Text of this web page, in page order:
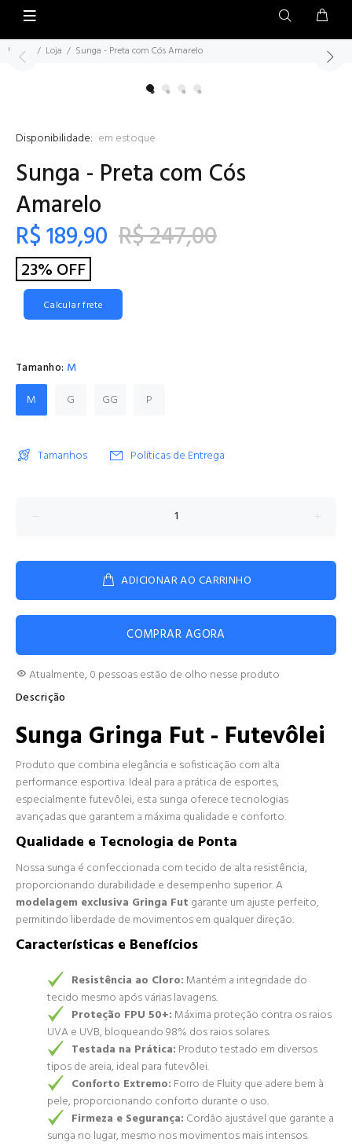
Home Loja Sunga - Preta com Cós Amarelo
Disponibilidade: em estoque
Sunga - Preta com Cós
Amarelo
R$ 189,90 R$ 247,00
23% OFF
Calcular frete
Tamanho: M
M
G GG P
Tamanhos Políticas de Entrega
ADICIONAR AO CARRINHO
COMPRAR AGORA
Atualmente, 0 pessoas estão de olho nesse produto
Descrição
Sunga Gringa Fut - Futevôlei
Produto que combina elegância e sofisticação com alta
performance esportiva. Ideal para a prática de esportes,
especialmente futevôlei, esta sunga oferece tecnologias
avançadas que garantem a máxima qualidade e conforto.
Qualidade e Tecnologia de Ponta
Nossa sunga é confeccionada com tecido de alta resistência,
proporcionando durabilidade e desempenho superior. A
modelagem exclusiva Gringa Fut garante um ajuste perfeito,
permitindo liberdade de movimentos em qualquer direção.
Características e Benefícios
Resistência ao Cloro: Mantém a integridade do
tecido mesmo após várias lavagens.
Proteção FPU 50+: Máxima proteção contra os raios
UVA e UVB, bloqueando 98% dos raios solares.
Testada na Prática: Produto testado em diversos
tipos de areia, ideal para futevôlei.
Conforto Extremo: Forro de Fluity que adere bem à
pele, proporcionando conforto durante o uso.
Firmeza e Segurança: Cordão ajustável que garante a
sunga no lugar, mesmo nos movimentos mais intensos.